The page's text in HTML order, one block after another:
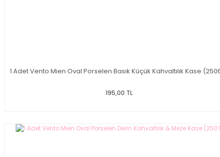
1 Adet Vento Mien Oval Porselen Basık Küçük Kahvaltılık Kase
195,00 TL